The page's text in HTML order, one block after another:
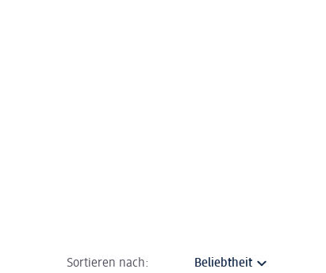
Sortieren nach: